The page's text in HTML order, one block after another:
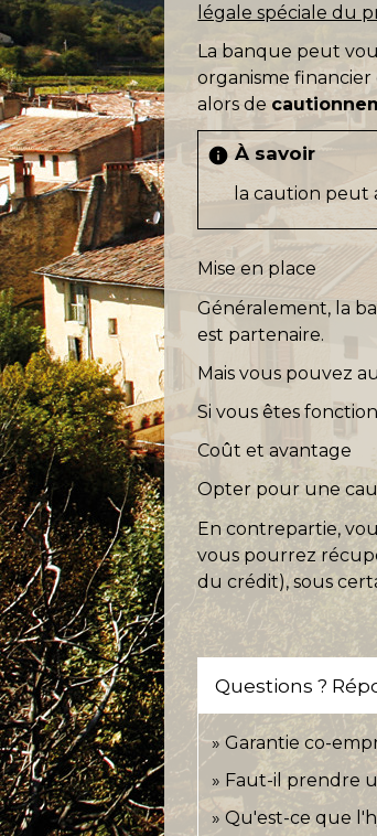
légale spéciale du
La banque peut
organisme
alors de
info À savoir
la caution peut
Mise en place
Généralement, la
est partenaire.
Mais vous pouvez
Si vous êtes
Coût et avantage
Opter pour une
En contrepartie,
vous pourrez
du crédit), sous
Questions ?
Garantie co-
Faut-il prendre
Qu'est-ce que